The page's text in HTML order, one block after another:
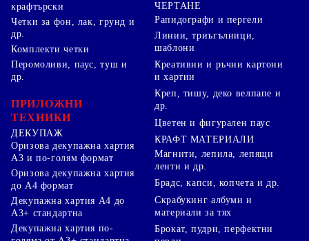
крафтърски
Четки за фон, лак, грунд и
др.
Комплекти четки
ЧЕРТАНЕ
Рапидографи и пергели
Линии, триъгълници,
шаблони
Перомоливи, паус, туш и
др.
ПРИЛОЖНИ
ТЕХНИКИ
ДЕКУПАЖ
Оризова декупажна хартия
А3 и по-голям формат
Оризова декупажна хартия
до А4 формат
Декупажна хартия А4 до
А3+ стандартна
Декупажна хартия по-
Креативни и ръчни картони
и хартии
Креп, тишу, деко велпапе и
др.
Цветен и фигурален паус
КРАФТ МАТЕРИАЛИ
Магнити, лепила, лепящи
ленти и др.
Брадс, капси, копчета и др.
Скрабукинг албуми и
материали за тях
Брокат, пудри, перфектни